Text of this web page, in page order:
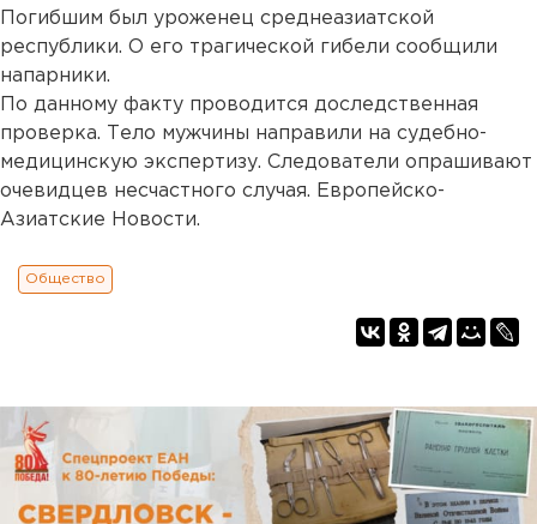
Погибшим был уроженец среднеазиатской
республики. О его трагической гибели сообщили
напарники.
По данному факту проводится доследственная
проверка. Тело мужчины направили на судебно-
медицинскую экспертизу. Следователи опрашивают
очевидцев несчастного случая. Европейско-
Азиатские Новости.
Общество